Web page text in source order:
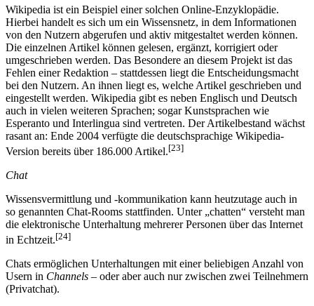
Wikipedia ist ein Beispiel einer solchen Online-Enzyklopädie.
Hierbei handelt es sich um ein Wissensnetz, in dem Informationen
von den Nutzern abgerufen und aktiv mitgestaltet werden können.
Die einzelnen Artikel können gelesen, ergänzt, korrigiert oder
umgeschrieben werden. Das Besondere an diesem Projekt ist das
Fehlen einer Redaktion – stattdessen liegt die Entscheidungsmacht
bei den Nutzern. An ihnen liegt es, welche Artikel geschrieben und
eingestellt werden. Wikipedia gibt es neben Englisch und Deutsch
auch in vielen weiteren Sprachen; sogar Kunstsprachen wie
Esperanto und Interlingua sind vertreten. Der Artikelbestand wächst
rasant an: Ende 2004 verfügte die deutschsprachige Wikipedia-
Version bereits über 186.000 Artikel.[23]
Chat
Wissensvermittlung und -kommunikation kann heutzutage auch in
so genannten Chat-Rooms stattfinden. Unter „chatten“ versteht man
die elektronische Unterhaltung mehrerer Personen über das Internet
in Echtzeit.[24]
Chats ermöglichen Unterhaltungen mit einer beliebigen Anzahl von
Usern in Channels – oder aber auch nur zwischen zwei Teilnehmern
(Privatchat).